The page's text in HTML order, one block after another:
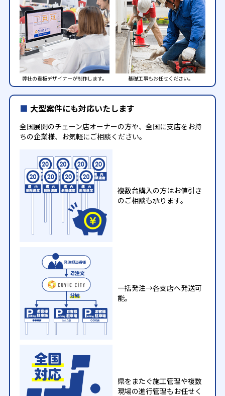
弊社の看板デザイナーが制作します。 基礎工事もお任せください。
大型案件にも対応いたします
全国展開のチェーン店オーナーの方や、全国に支店をお持
ちの企業様、お気軽にご相談ください。
複数台購入の方はお値引き
のご相談も承ります。
一括発注→各支店へ発送可
能。
県をまたぐ施工管理や複数
現場の進行管理もお任せく